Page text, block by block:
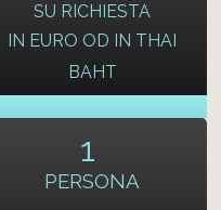
SU RICHIESTA
IN EURO OD IN THAI
BAHT
1
PERSONA